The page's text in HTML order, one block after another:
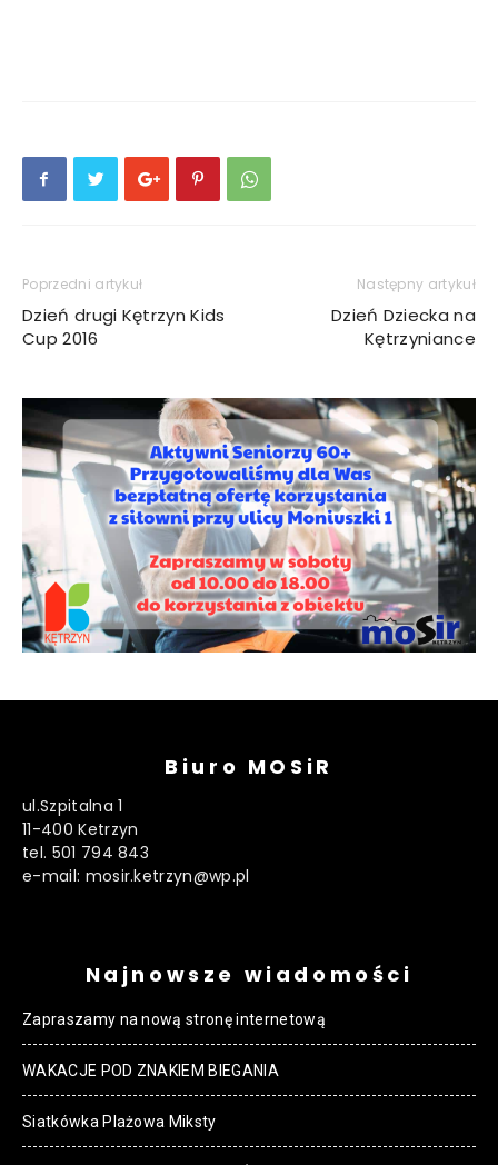
Poprzedni artykuł
Dzień drugi Kętrzyn Kids
Cup 2016
Następny artykuł
Dzień Dziecka na
Kętrzyniance
Biuro MOSiR
ul.Szpitalna 1
11-400 Ketrzyn
tel. 501 794 843
e-mail: mosir.ketrzyn@wp.pl
Najnowsze wiadomości
Zapraszamy na nową stronę internetową
WAKACJE POD ZNAKIEM BIEGANIA
Siatkówka Plażowa Miksty